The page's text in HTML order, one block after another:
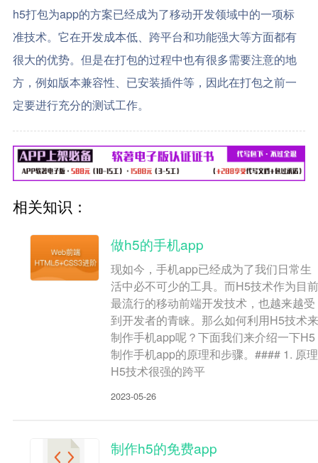
h5打包为app的方案已经成为了移动开发领域中的一项标
准技术。它在开发成本低、跨平台和功能强大等方面都有
很大的优势。但是在打包的过程中也有很多需要注意的地
方，例如版本兼容性、已安装插件等，因此在打包之前一
定要进行充分的测试工作。
相关知识：
做h5的手机app
现如今，手机app已经成为了我们日常生
活中必不可少的工具。而H5技术作为目前
最流行的移动前端开发技术，也越来越受
到开发者的青睐。那么如何利用H5技术来
制作手机app呢？下面我们来介绍一下H5
制作手机app的原理和步骤。#### 1. 原理
H5技术很强的跨平
2023-05-26
制作h5的免费app